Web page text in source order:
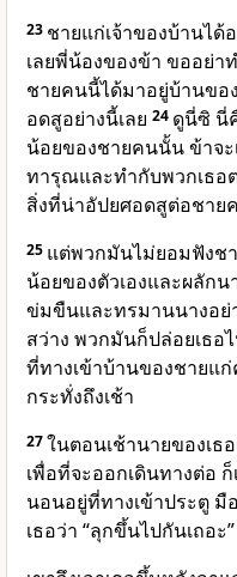
23 ชายแก่เจ้าของบ้านได้
เลยพี่น้องของข้า ขออย่า
ชายคนนี้ได้มาอยู่บ้านขอ
อดสูอย่างนี้เลย 24 ดูนี่ซิ นี่
น้อยของชายคนนั้น ข้าจะ
ทารุณและทำกับพวกเธอ
สิ่งที่น่าอัปยศอดสูต่อชาย
25 แต่พวกมันไม่ยอมฟังช
น้อยของตัวเองและผลัก
ข่มขืนและทรมานนางอย่
สว่าง พวกมันก็ปล่อยเธอ
ที่ทางเข้าบ้านของชายแ
กระทั่งถึงเช้า
27ในตอนเช้านายของเธ
เพื่อที่จะออกเดินทางต่อ
นอนอยู่ที่ทางเข้าประตู
เธอว่า “ลุกขึ้นไปกันเถอ